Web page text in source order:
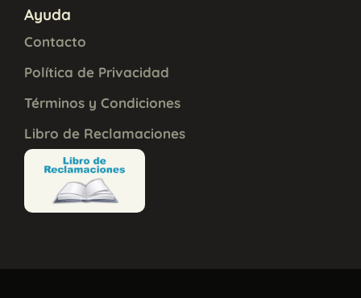
Ayuda
Contacto
Política de Privacidad
Términos y Condiciones
Libro de Reclamaciones